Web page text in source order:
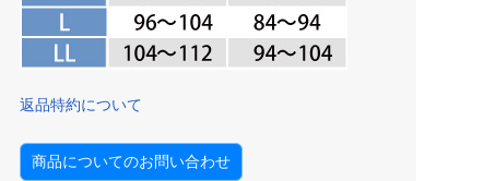
返品特約について
商品についてのお問い合わせ